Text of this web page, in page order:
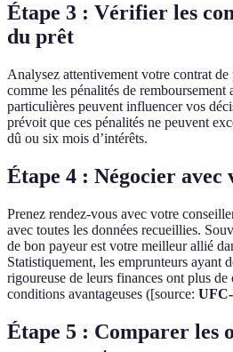
Étape 3 : Vérifier les
du prêt
Analysez attentivement votre contrat de
comme les pénalités de remboursement
particulières peuvent influencer vos
prévoit que ces pénalités ne peuvent
dû ou six mois d’intérêts.
Étape 4 : Négocier avec
Prenez rendez-vous avec votre
avec toutes les données recueillies.
de bon payeur est votre meilleur allié
Statistiquement, les emprunteurs ayant
rigoureuse de leurs finances ont plus de
conditions avantageuses ([source:
Étape 5 : Comparer les